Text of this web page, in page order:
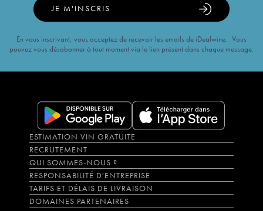
JE M'INSCRIS
En vous inscrivant, vous acceptez de recevoir les emails de iDealwine. Vous
pouvez vous désabonner à tout moment via le lien présent dans chaque message.
ESTIMATION VIN GRATUITE
RECRUTEMENT
QUI SOMMES-NOUS ?
RESPONSABILITÉ D'ENTREPRISE
TARIFS ET DÉLAIS DE LIVRAISON
DOMAINES PARTENAIRES